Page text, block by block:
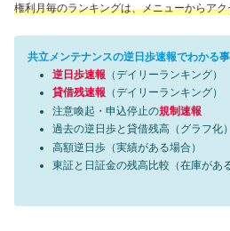
権利月毎のランキングは、メニューからア
共立メンテナンスの逆日歩速報でわかる事
逆日歩速報 （デイリーランキング）
貸借残速報 （デイリーランキング）
注意喚起・申込停止の規制速報
過去の逆日歩と貸借残高（グラフ化）
高額逆日歩（実績がある場合）
東証と日証金の残高比較（在庫があ